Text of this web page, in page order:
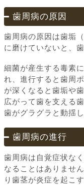
歯周病の原因
歯周病の原因は歯垢
に磨けていないと、
細菌が産生する毒素
れ、進行すると歯周
が深くなると歯垢や
広がって歯を支える
歯がグラグラと動揺
歯周病の進行
歯周病は自覚症状な
なることはありませ
り歯茎が炎症を起こ